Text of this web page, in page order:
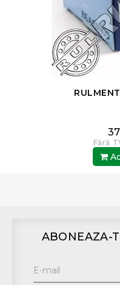
Fără
ABONEAZA-